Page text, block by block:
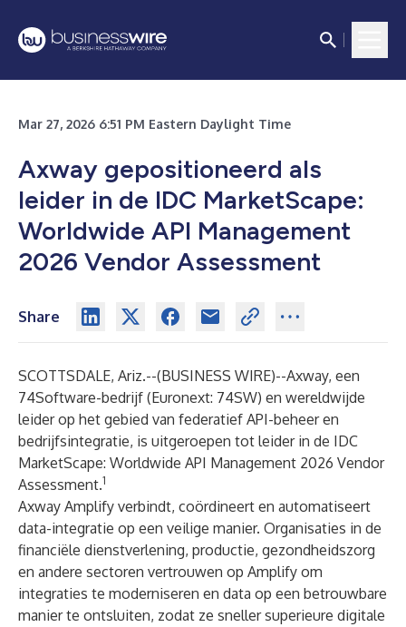
Mar 27, 2026 6:51 PM Eastern Daylight Time
Axway gepositioneerd als
leider in de IDC MarketScape:
Worldwide API Management
2026 Vendor Assessment
Share
SCOTTSDALE, Ariz.--(BUSINESS WIRE)--Axway, een
74Software-bedrijf (Euronext: 74SW) en wereldwijde
leider op het gebied van federatief API-beheer en
bedrijfsintegratie, is uitgeroepen tot leider in de IDC
MarketScape: Worldwide API Management 2026 Vendor
Assessment.1
Axway Amplify verbindt, coördineert en automatiseert
data-integratie op een veilige manier. Organisaties in de
financiële dienstverlening, productie, gezondheidszorg
en andere sectoren vertrouwen op Amplify om
integraties te moderniseren en data op een betrouwbare
manier te ontsluiten, zodat ze sneller superieure digitale